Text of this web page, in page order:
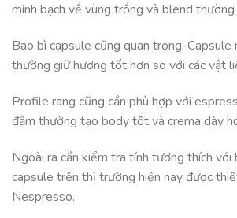
minh bạch về vùng trồng và blend
Bao bì capsule cũng quan trọng. Capsule
thường giữ hương tốt hơn so với các vật
Profile rang cũng cần phù hợp với
đậm thường tạo body tốt và crema dày
Ngoài ra cần kiểm tra tính tương thích với
capsule trên thị trường hiện nay được
Nespresso.